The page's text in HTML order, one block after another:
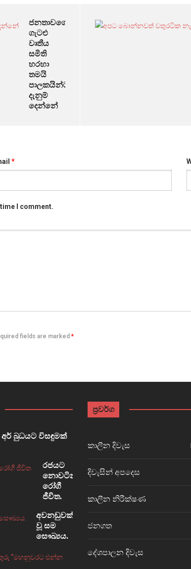
ජනතාවගේ
ගැටළු
වෘතීය
සමිති
හරහා
තමයි
පාලකයින්ට
දැනුම්
දෙන්නේ
*
I comment.
fields are marked *
අර් බුධයට විසඳුමක්
රජයට
නොවටින
රෝගී
ජීවිත.
අවනඩුවක්
වූ සම
සෞඛ්‍යය.
නැවත
ප්‍රවර්ග
කාලීන දිවැස
දිවැසින් අපදෙස
කාලීන නිරීක්ෂණ
ජනගත
දේශපාලන දිවැස